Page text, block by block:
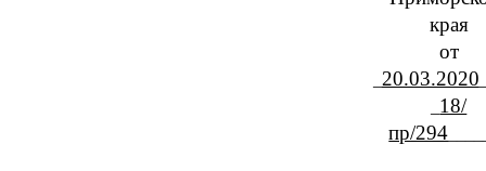
края
от
20.03.2020
18/
пр/294